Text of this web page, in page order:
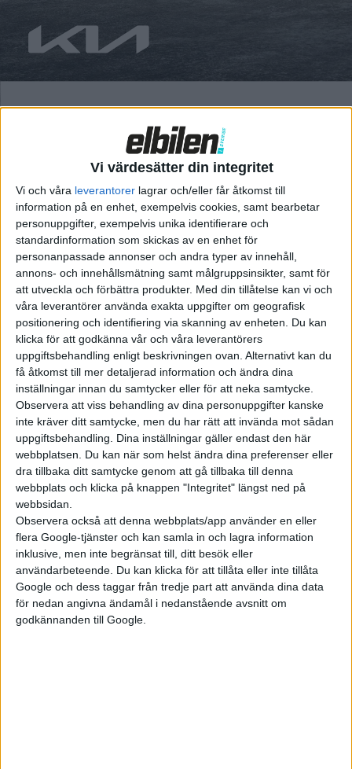
Vi värdesätter din integritet
Vi och våra leverantorer lagrar och/eller får åtkomst till
information på en enhet, exempelvis cookies, samt bearbetar
personuppgifter, exempelvis unika identifierare och
standardinformation som skickas av en enhet för
personanpassade annonser och andra typer av innehåll,
annons- och innehållsmätning samt målgruppsinsikter, samt för
att utveckla och förbättra produkter. Med din tillåtelse kan vi och
våra leverantörer använda exakta uppgifter om geografisk
positionering och identifiering via skanning av enheten. Du kan
klicka för att godkänna vår och våra leverantörers
uppgiftsbehandling enligt beskrivningen ovan. Alternativt kan du
få åtkomst till mer detaljerad information och ändra dina
inställningar innan du samtycker eller för att neka samtycke.
Observera att viss behandling av dina personuppgifter kanske
inte kräver ditt samtycke, men du har rätt att invända mot sådan
uppgiftsbehandling. Dina inställningar gäller endast den här
webbplatsen. Du kan när som helst ändra dina preferenser eller
dra tillbaka ditt samtycke genom att gå tillbaka till denna
webbplats och klicka på knappen "Integritet" längst ned på
webbsidan.
Observera också att denna webbplats/app använder en eller
flera Google-tjänster och kan samla in och lagra information
inklusive, men inte begränsat till, ditt besök eller
användarbeteende. Du kan klicka för att tillåta eller inte tillåta
Google och dess taggar från tredje part att använda dina data
för nedan angivna ändamål i nedanstående avsnitt om
godkännanden till Google.
Viktig fråga. Häng med!